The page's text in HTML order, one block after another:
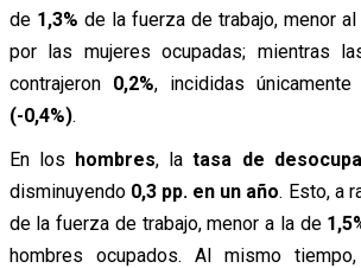
de 1,3% de la fuerza de trabajo, menor
por las mujeres ocupadas; mientras
contrajeron 0,2%, incididas
(-0,4%).
En los hombres, latasa de
disminuyendo 0,3 pp. en un año. Esto, a
de la fuerza de trabajo, menor a la de
hombres ocupados. Al mismo